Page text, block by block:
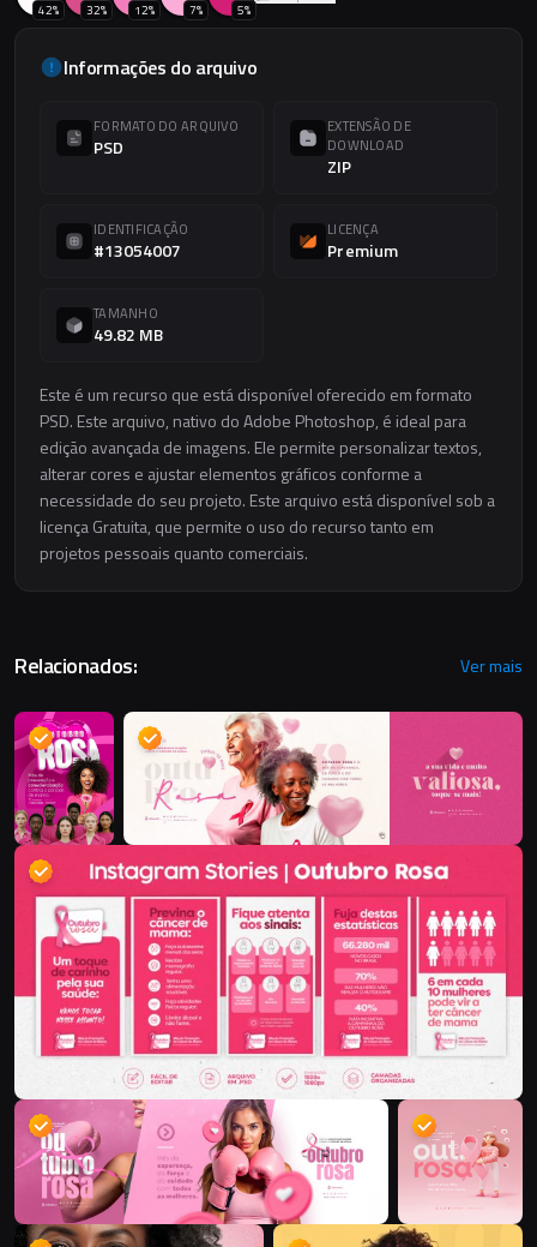
42% 32% 12% 7% 5%
Informações do arquivo
FORMATO DO ARQUIVO
PSD
EXTENSÃO DE
DOWNLOAD
ZIP
IDENTIFICAÇÃO
#13054007
LICENÇA
Premium
TAMANHO
49.82 MB
Este é um recurso que está disponível oferecido em formato
PSD. Este arquivo, nativo do Adobe Photoshop, é ideal para
edição avançada de imagens. Ele permite personalizar textos,
alterar cores e ajustar elementos gráficos conforme a
necessidade do seu projeto. Este arquivo está disponível sob a
licença Gratuita, que permite o uso do recurso tanto em
projetos pessoais quanto comerciais.
Relacionados: Ver mais